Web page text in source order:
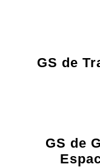
GS de
GS de